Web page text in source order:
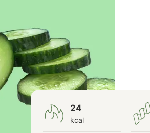
24
kcal